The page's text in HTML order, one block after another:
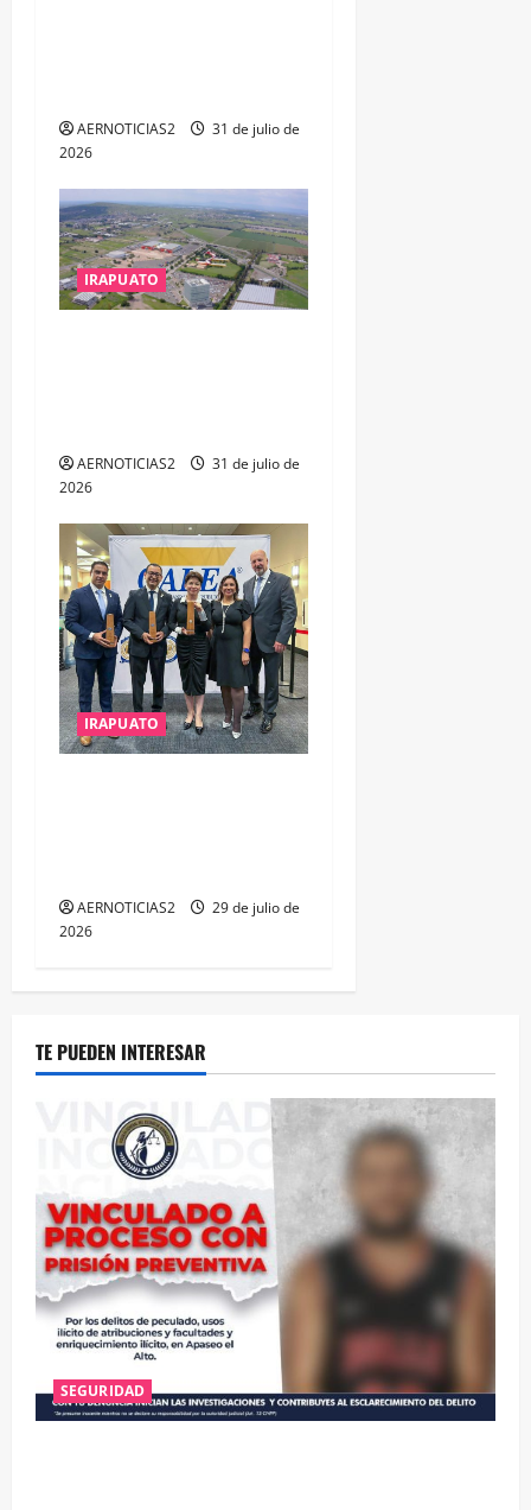
AERNOTICIAS2
31 de julio de
2026
IRAPUATO
AERNOTICIAS2
31 de julio de
2026
IRAPUATO
AERNOTICIAS2
29 de julio de
2026
TE PUEDEN INTERESAR
SEGURIDAD